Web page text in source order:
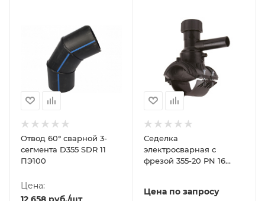
Отвод 60° сварной 3-
сегмента D355 SDR 11
ПЭ100
Цена:
Седелка
электросварная с
фрезой 355-20 PN 16
BORFIT(Турция)
Цена по запросу